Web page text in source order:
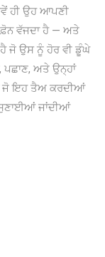
ਹੀ ਉਹ ਆਪਣੀ
ਫ਼ੋਨ ਵੱਜਦਾ ਹੈ — ਅਤੇ
ਜੋ ਉਸ ਨੂੰ ਹੋਰ ਵੀ ਡੂੰਘੇ
ਪਛਾਣ, ਅਤੇ ਉਨ੍ਹਾਂ
ਜੋ ਇਹ ਤੈਅ ਕਰਦੀਆਂ
ਜਾਂਦੀਆਂ